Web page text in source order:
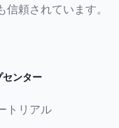
頼されています。
センター
トリアル